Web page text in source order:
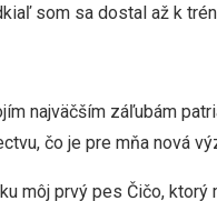
som sa dostal až k
najväčším záľubám
čo je pre mňa nová
môj prvý pes Čičo,